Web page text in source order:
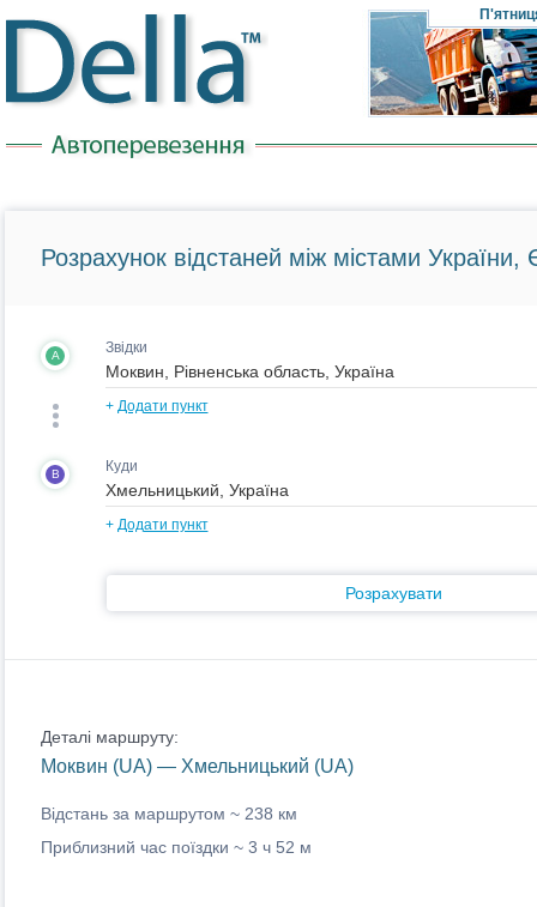
Розрахунок відстаней між містами України,
A Звідки
+ Додати пункт
B Куди
+ Додати пункт
Розрахувати
Деталі маршруту:
Моквин (UA) — Хмельницький (UA)
Відстань за маршрутом ~ 238 км
Приблизний час поїздки ~ 3 ч 52 м